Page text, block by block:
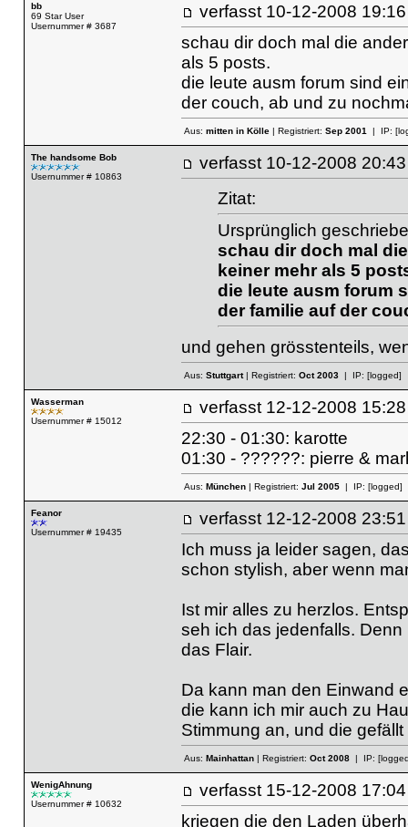
bb
69 Star User
Usernummer # 3687
verfasst 10-12-2008
schau dir doch mal die
als 5 posts.
die leute ausm forum sind
der couch, ab und zu
Aus: mitten in Kölle| Registriert: Sep 2001| IP:
The handsome Bob
Usernummer # 10863
verfasst 10-12-2008
Zitat:
Ursprünglich
schau dir doch mal
keiner mehr als 5
die leute ausm forum
der familie auf der
und gehen grösstenteils,
Aus: Stuttgart| Registriert: Oct 2003| IP: [logged]
Wasserman
Usernummer # 15012
verfasst 12-12-2008
22:30 - 01:30: karotte
01:30 - ??????: pierre &
Aus: München| Registriert: Jul 2005| IP: [logged]
Feanor
Usernummer # 19435
verfasst 12-12-2008
Ich muss ja leider sagen,
schon stylish, aber wenn
Ist mir alles zu herzlos.
seh ich das jedenfalls.
das Flair.
Da kann man den Einwand
die kann ich mir auch zu
Stimmung an, und die
Aus: Mainhattan| Registriert: Oct 2008| IP:
WenigAhnung
Usernummer # 10632
verfasst 15-12-2008
kriegen die den Laden